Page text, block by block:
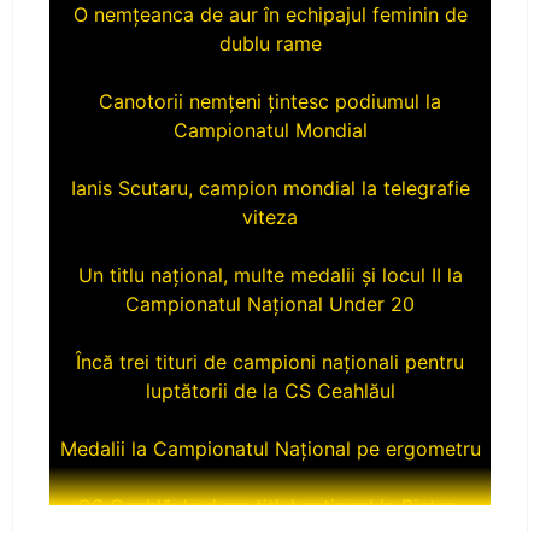
dublu rame
Campionatul Mondial
viteza
Campionatul Național Under 20
luptătorii de la CS Ceahlăul
CS Ceahlăul aduce titlul naţional la Piatra-
Neamţ